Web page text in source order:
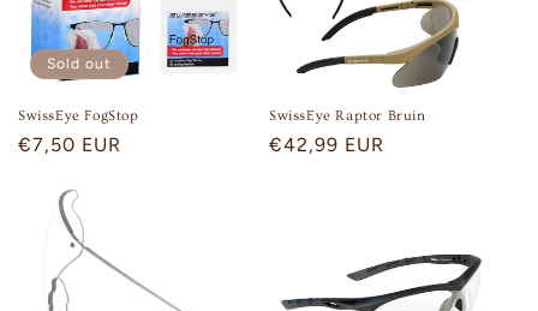
Sold out
SwissEye FogStop
Regular
€7,50 EUR
SwissEye Raptor Bruin
Regular
€42,99 EUR